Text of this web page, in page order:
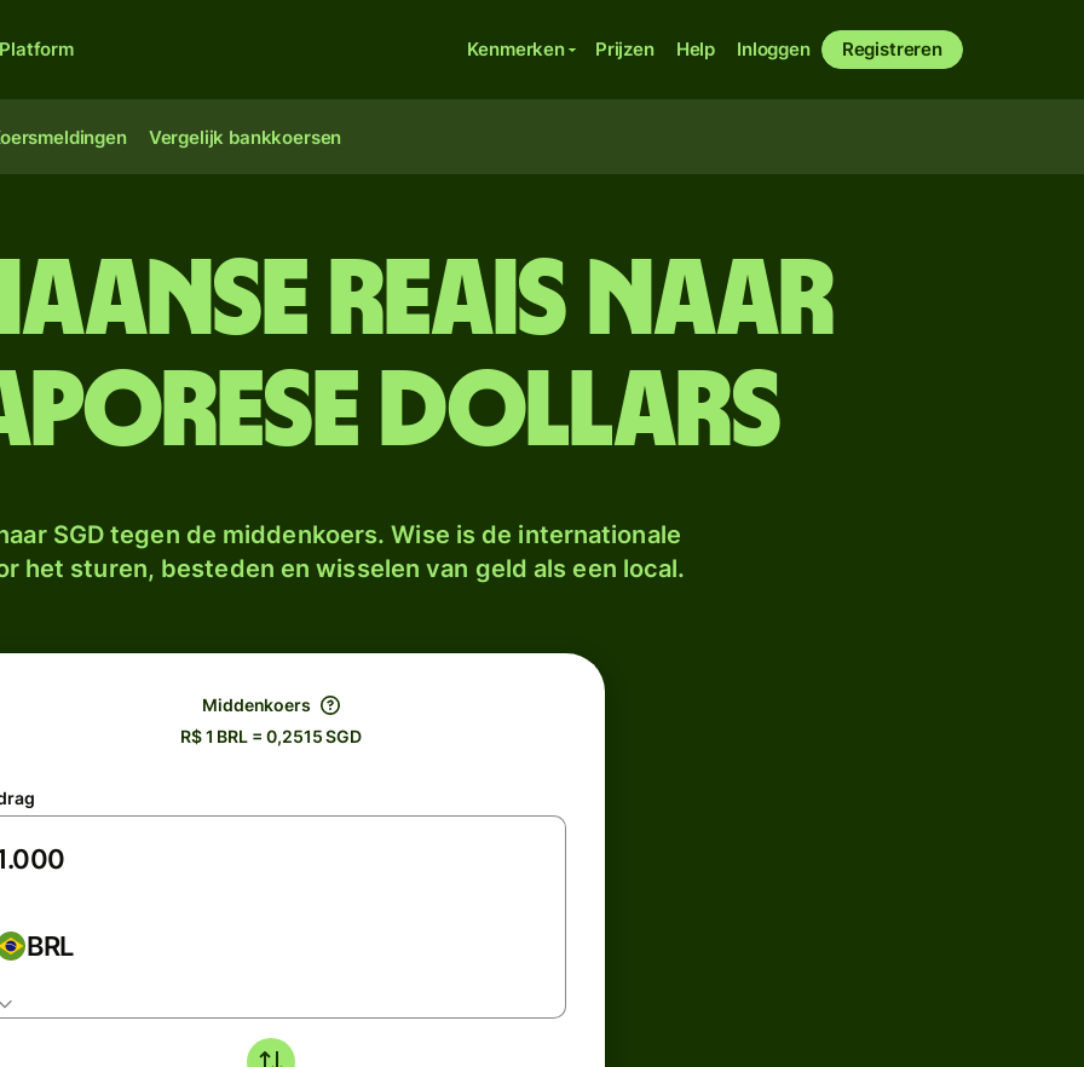
Platform Kenmerken Prijzen Help Inloggen Registreren
Vergelijk bankkoersen
reais naar
dollars
SGD tegen de middenkoers. Wise is de internationale
het sturen, besteden en wisselen van geld als een local.
Middenkoers
R$ 1 BRL = 0,2515 SGD
BRL